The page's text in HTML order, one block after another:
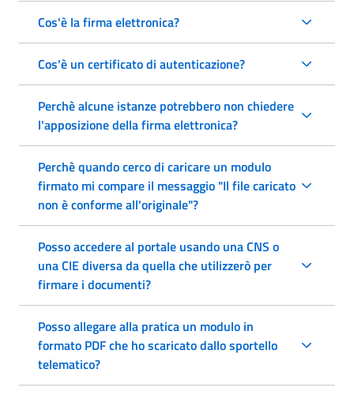
Cos'è la firma elettronica?
Cos'è un certificato di autenticazione?
Perchè alcune istanze potrebbero non chiedere
l'apposizione della firma elettronica?
Perchè quando cerco di caricare un modulo
firmato mi compare il messaggio "Il file caricato
non è conforme all'originale"?
Posso accedere al portale usando una CNS o
una CIE diversa da quella che utilizzerò per
firmare i documenti?
Posso allegare alla pratica un modulo in
formato PDF che ho scaricato dallo sportello
telematico?